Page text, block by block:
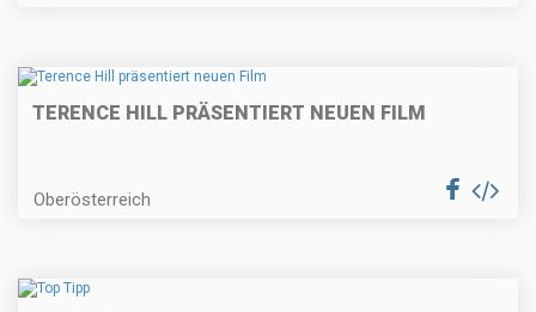
TERENCE HILL PRÄSENTIERT NEUEN FILM
Oberösterreich